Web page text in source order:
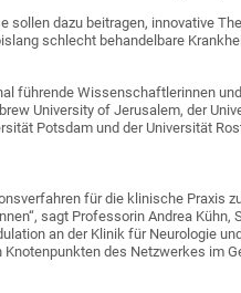
sollen dazu beitragen, innovative
schlecht behandelbare
führende Wissenschaftlerinnen
University of Jerusalem, der
Potsdam und der Universität
für die klinische Praxis
sagt Professorin Andrea
an der Klinik für Neurologie
des Netzwerkes im